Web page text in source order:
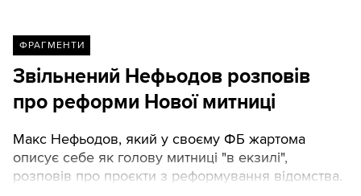
ФРАГМЕНТИ
Звільнений Нефьодов розповів
про реформи Нової митниці
Макс Нефьодов, який у своєму ФБ жартома
описує себе як голову митниці "в екзилі",
розповів про проєкти з реформування відомства.